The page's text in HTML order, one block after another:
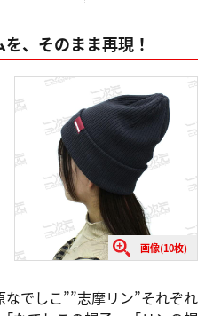
、そのまま再現！
画像(10枚)
でしこ””志摩リン”それぞれ